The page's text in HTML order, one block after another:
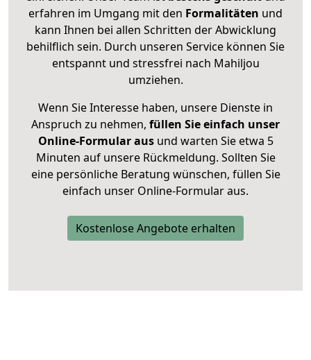
erfahren im Umgang mit den Formalitäten und
kann Ihnen bei allen Schritten der Abwicklung
behilflich sein. Durch unseren Service können Sie
entspannt und stressfrei nach Mahiljou
umziehen.
Wenn Sie Interesse haben, unsere Dienste in
Anspruch zu nehmen, füllen Sie einfach unser
Online-Formular ausund warten Sie etwa 5
Minuten auf unsere Rückmeldung. Sollten Sie
eine persönliche Beratung wünschen, füllen Sie
einfach unser Online-Formular aus.
Kostenlose Angebote erhalten